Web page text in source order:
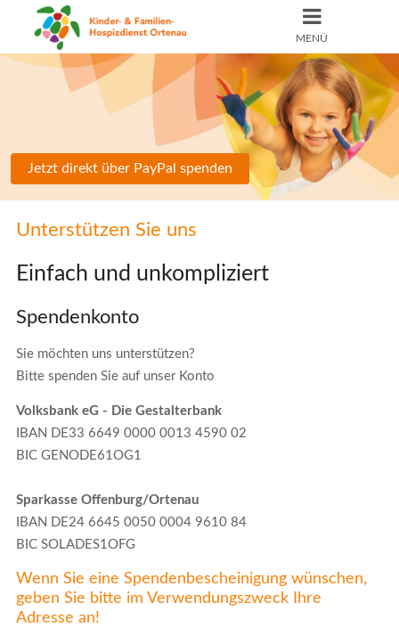
MENÜ
Jetzt direkt über PayPal spenden
Unterstützen Sie uns
Einfach und unkompliziert
Spendenkonto
Sie möchten uns unterstützen?
Bitte spenden Sie auf unser Konto
Volksbank eG - Die Gestalterbank
IBAN DE33 6649 0000 0013 4590 02
BIC GENODE61OG1
Sparkasse Offenburg/Ortenau
IBAN DE24 6645 0050 0004 9610 84
BIC SOLADES1OFG
Wenn Sie eine Spendenbescheinigung wünschen,
geben Sie bitte im Verwendungszweck Ihre
Adresse an!